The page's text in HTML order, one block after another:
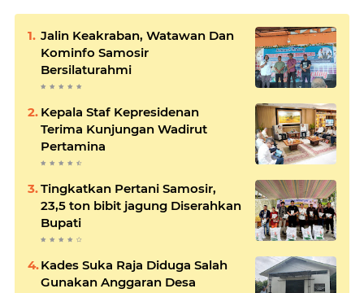
Jalin Keakraban, Watawan Dan
Kominfo Samosir
Bersilaturahmi
Kepala Staf Kepresidenan
Terima Kunjungan Wadirut
Pertamina
Tingkatkan Pertani Samosir,
23,5 ton bibit jagung Diserahkan
Bupati
Kades Suka Raja Diduga Salah
Gunakan Anggaran Desa